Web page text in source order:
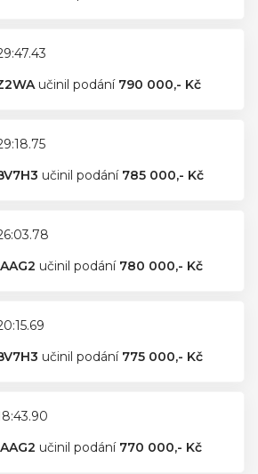
učinil podání 790 000,- Kč
učinil podání 785 000,- Kč
učinil podání 780 000,- Kč
učinil podání 775 000,- Kč
učinil podání 770 000,- Kč